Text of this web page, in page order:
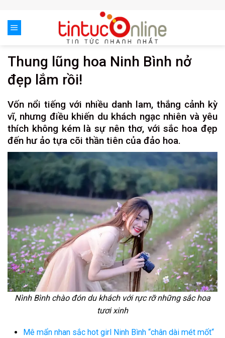
content
Thung lũng hoa Ninh Bình nở
đẹp lắm rồi!
Vốn nổi tiếng với nhiều danh lam, thắng cảnh kỳ
vĩ, nhưng điều khiến du khách ngạc nhiên và yêu
thích không kém là sự nên thơ, với sắc hoa đẹp
đến hư ảo tựa cõi thần tiên của đảo hoa.
Nình Bình chào đón du khách với rực rỡ những sắc hoa
tươi xinh
Mê mẩn nhan sắc hot girl Ninh Bình “chân dài mét mốt“